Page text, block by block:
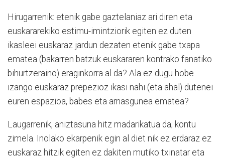
Hirugarrenik: etenik gabe gaztelaniaz ari diren eta
euskararekiko estimu-imintziorik egiten ez duten
ikasleei euskaraz jardun dezaten etenik gabe txapa
ematea (bakarren batzuk euskararen kontrako fanatiko
bihurtzeraino) eraginkorra al da? Ala ez dugu hobe
izango euskaraz prepezioz ikasi nahi (eta ahal) dutenei
euren espazioa, babes eta arnasgunea ematea?
Laugarrenik, aniztasuna hitz madarikatua da; kontu
zimela. Inolako ekarpenik egin al diet nik ez erdaraz ez
euskaraz hitzik egiten ez dakiten mutiko txinatar eta